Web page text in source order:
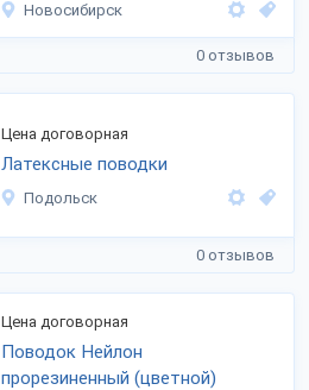
Новосибирск
0 отзывов
Цена договорная
Латексные поводки
Подольск
0 отзывов
Цена договорная
Поводок Нейлон
прорезиненный (цветной)